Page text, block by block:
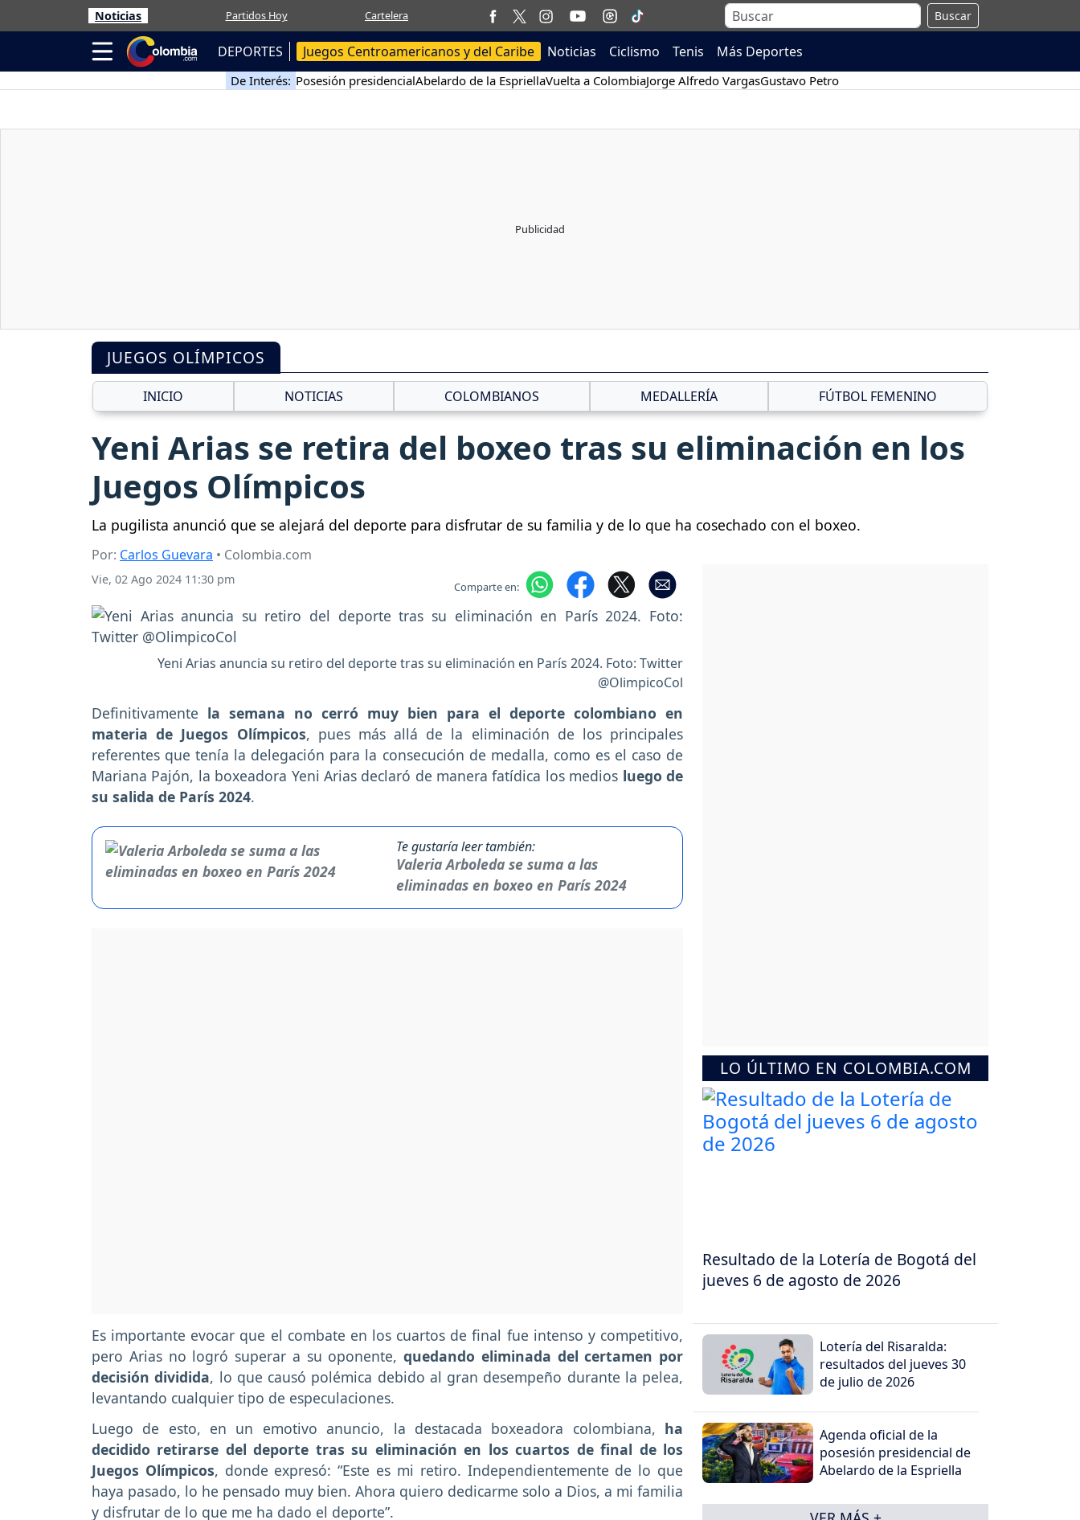
Noticias Partidos Hoy Cartelera Buscar
DEPORTES Juegos Centroamericanos y del Caribe Noticias Ciclismo Tenis Más Deportes
De Interés: Posesión presidencialAbelardo de la EspriellaVuelta a ColombiaJorge Alfredo VargasGustavo Petro
JUEGOS OLÍMPICOS
INICIO NOTICIAS COLOMBIANOS MEDALLERÍA FÚTBOL FEMENINO
Yeni Arias se retira del boxeo tras su eliminación en los
Juegos Olímpicos
La pugilista anunció que se alejará del deporte para disfrutar de su familia y de lo que ha cosechado con el boxeo.
Por: Carlos Guevara • Colombia.com
Vie, 02 Ago 2024 11:30 pm Comparte en:
Yeni Arias anuncia su retiro del deporte tras su eliminación en París 2024. Foto: Twitter
@OlimpicoCol
Definitivamente la semana no cerró muy bien para el deporte colombiano en
materia de Juegos Olímpicos, pues más allá de la eliminación de los principales
referentes que tenía la delegación para la consecución de medalla, como es el caso de
Mariana Pajón, la boxeadora Yeni Arias declaró de manera fatídica los medios luego de
su salida de París 2024.
Te gustaría leer también:
Valeria Arboleda se suma a las
eliminadas en boxeo en París 2024
Es importante evocar que el combate en los cuartos de final fue intenso y competitivo,
pero Arias no logró superar a su oponente, quedando eliminada del certamen por
decisión dividida, lo que causó polémica debido al gran desempeño durante la pelea,
levantando cualquier tipo de especulaciones.
Luego de esto, en un emotivo anuncio, la destacada boxeadora colombiana, ha
decidido retirarse del deporte tras su eliminación en los cuartos de final de los
Juegos Olímpicos, donde expresó: “Este es mi retiro. Independientemente de lo que
haya pasado, lo he pensado muy bien. Ahora quiero dedicarme solo a Dios, a mi familia
y disfrutar de lo que me ha dado el deporte”.
LO ÚLTIMO EN COLOMBIA.COM
Resultado de la Lotería de Bogotá del
jueves 6 de agosto de 2026
Lotería del Risaralda:
resultados del jueves 30
de julio de 2026
Agenda oficial de la
posesión presidencial de
Abelardo de la Espriella